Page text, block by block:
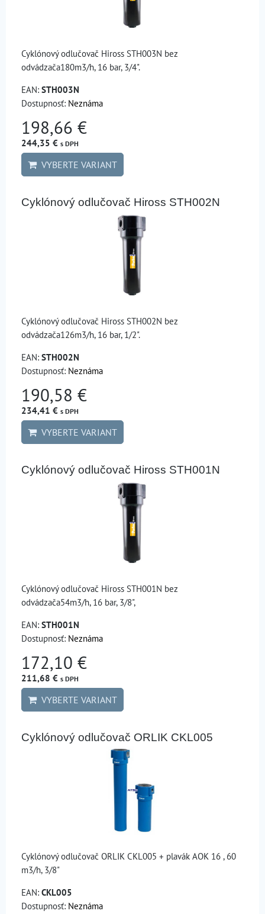
Cyklónový odlučovač Hiross STH003N bez
odvádzača180m3/h, 16 bar, 3/4".
EAN: STH003N
Dostupnosť: Neznáma
198,66 €
244,35 € s DPH
VYBERTE VARIANT
Cyklónový odlučovač Hiross STH002N
Cyklónový odlučovač Hiross STH002N bez
odvádzača126m3/h, 16 bar, 1/2".
EAN: STH002N
Dostupnosť: Neznáma
190,58 €
234,41 € s DPH
VYBERTE VARIANT
Cyklónový odlučovač Hiross STH001N
Cyklónový odlučovač Hiross STH001N bez
odvádzača54m3/h, 16 bar, 3/8",
EAN: STH001N
Dostupnosť: Neznáma
172,10 €
211,68 € s DPH
VYBERTE VARIANT
Cyklónový odlučovač ORLIK CKL005
Cyklónový odlučovač ORLIK CKL005 + plavák AOK 16 , 60
m3/h, 3/8"
EAN: CKL005
Dostupnosť: Neznáma